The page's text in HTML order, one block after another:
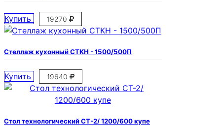
Купить 19270
Стеллаж кухонный СТКН - 1500/500П
Купить 19640
Стол технологический СТ-2/ 1200/600 купе